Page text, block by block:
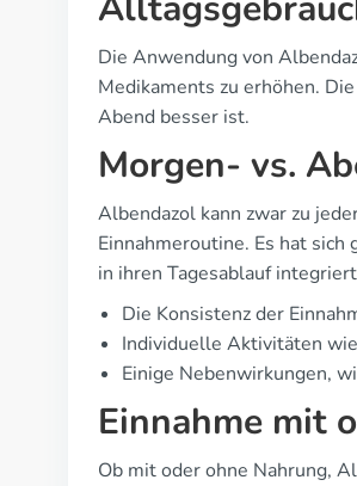
Die Anwendung von
Medikaments zu erhöhen.
Abend besser ist.
Morgen- vs.
Albendazol kann zwar zu
Einnahmeroutine. Es hat
in ihren Tagesablauf
Die Konsistenz der
Individuelle Aktivitäten
Einige Nebenwirkungen,
Einnahme mit
Ob mit oder ohne Nahrung,